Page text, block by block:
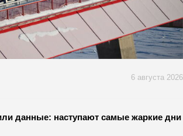
6 августа 2026
данные: наступают самые жаркие дни